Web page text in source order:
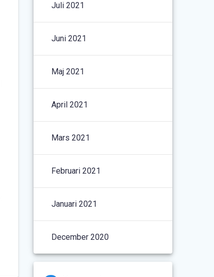
Juli 2021
Juni 2021
Maj 2021
April 2021
Mars 2021
Februari 2021
Januari 2021
December 2020